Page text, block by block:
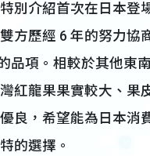
別介紹首次在日本登
方歷經 6 年的努力協
品項。相較於其他東
紅龍果果實較大、果
良，希望能為日本消
的選擇。